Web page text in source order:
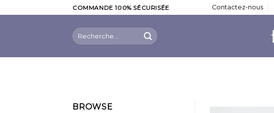
to
COMMANDE 100% SÉCURISÉE Contactez-nous
Recherche
pour :
BROWSE